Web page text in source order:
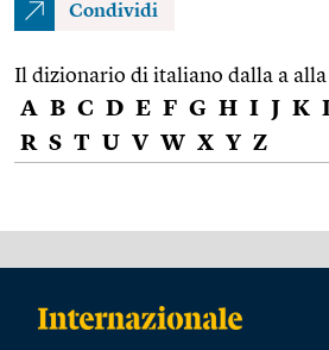
Condividi
Il dizionario di italiano dalla a alla
A B C D E F G H I J K
R S T U V W X Y Z